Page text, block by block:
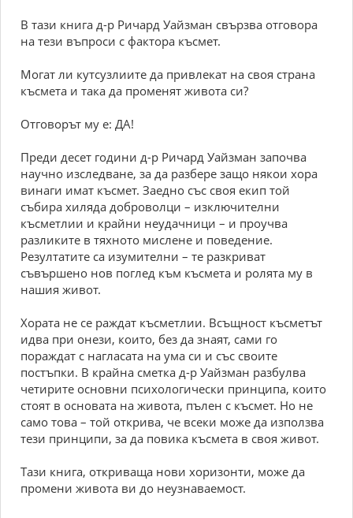
В тази книга д-р Ричард Уайзман свързва отговора
на тези въпроси с фактора късмет.
Могат ли кутсузлиите да привлекат на своя страна
късмета и така да променят живота си?
Отговорът му е: ДА!
Преди десет години д-р Ричард Уайзман започва
научно изследване, за да разбере защо някои хора
винаги имат късмет. Заедно със своя екип той
събира хиляда доброволци – изключителни
късметлии и крайни неудачници – и проучва
разликите в тяхното мислене и поведение.
Резултатите са изумителни – те разкриват
съвършено нов поглед към късмета и ролята му в
нашия живот.
Хората не се раждат късметлии. Всъщност късметът
идва при онези, които, без да знаят, сами го
пораждат с нагласата на ума си и със своите
постъпки. В крайна сметка д-р Уайзман разбулва
четирите основни психологически принципа, които
стоят в основата на живота, пълен с късмет. Но не
само това – той открива, че всеки може да използва
тези принципи, за да повика късмета в своя живот.
Тази книга, откриваща нови хоризонти, може да
промени живота ви до неузнаваемост.